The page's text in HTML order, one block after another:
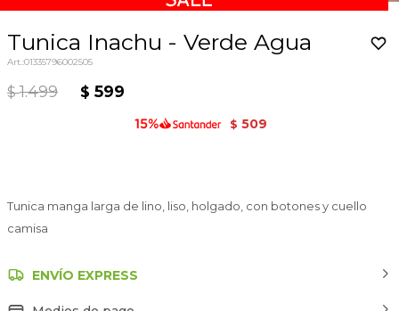
Tunica Inachu - Verde Agua
01335796002505
$ 1.499 $ 599
$ 509
Tunica manga larga de lino, liso, holgado, con botones y cuello
camisa
ENVÍO EXPRESS